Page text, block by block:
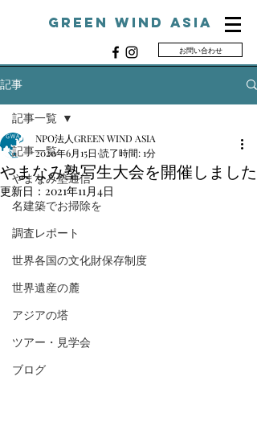
G
Green Wind ASIA
お問い合わせ
記事
記事一覧
やまなみ塾通信
名建築でお掃除を
調査レポート
世界各国の文化財保存制度
世界遺産の麓
アジアの塔
ツアー・見学会
ブログ
記事一覧
やまなみ塾写生大会を開催しました
NPO法人GREEN WIND ASIA
2020年6月15日 読了時間: 1分
更新日： 2021年11月4日